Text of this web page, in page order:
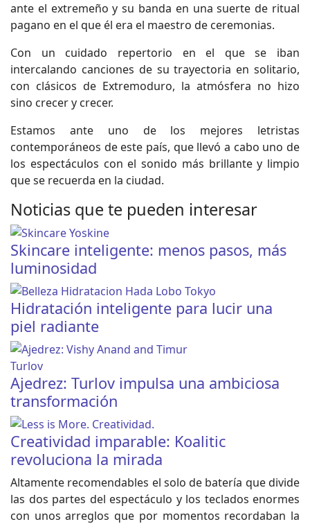
ante el extremeño y su banda en una suerte de ritual
pagano en el que él era el maestro de ceremonias.
Con un cuidado repertorio en el que se iban
intercalando canciones de su trayectoria en solitario,
con clásicos de Extremoduro, la atmósfera no hizo
sino crecer y crecer.
Estamos ante uno de los mejores letristas
contemporáneos de este país, que llevó a cabo uno de
los espectáculos con el sonido más brillante y limpio
que se recuerda en la ciudad.
Noticias que te pueden interesar
Skincare inteligente: menos pasos, más
luminosidad
Hidratación inteligente para lucir una
piel radiante
Ajedrez: Turlov impulsa una ambiciosa
transformación
Creatividad imparable: Koalitic
revoluciona la mirada
Altamente recomendables el solo de batería que divide
las dos partes del espectáculo y los teclados enormes
con unos arreglos que por momentos recordaban la